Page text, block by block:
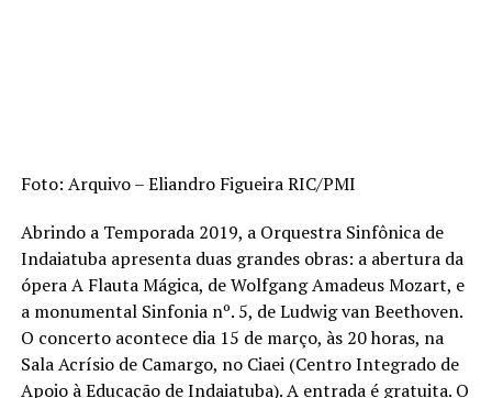
Foto: Arquivo – Eliandro Figueira RIC/PMI
Abrindo a Temporada 2019, a Orquestra Sinfônica de
Indaiatuba apresenta duas grandes obras: a abertura da
ópera A Flauta Mágica, de Wolfgang Amadeus Mozart, e
a monumental Sinfonia nº. 5, de Ludwig van Beethoven.
O concerto acontece dia 15 de março, às 20 horas, na
Sala Acrísio de Camargo, no Ciaei (Centro Integrado de
Apoio à Educação de Indaiatuba). A entrada é gratuita. O